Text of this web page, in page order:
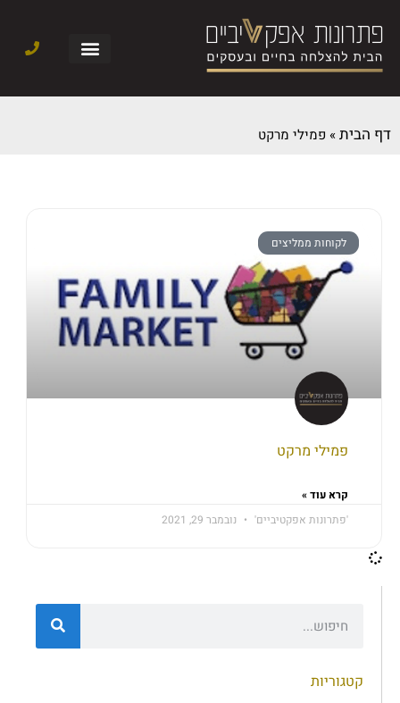
דף הבית» פמילי מרקט
לקוחות ממליצים
פמילי מרקט
קרא עוד »
'פתרונות אפקטיביים'
נובמבר 29, 2021
קטגוריות